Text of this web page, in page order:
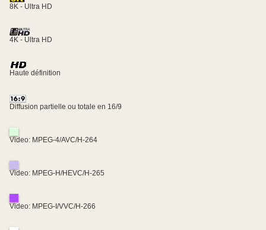
8K - Ultra HD
4K - Ultra HD
Haute définition
Diffusion partielle ou totale en 16/9
Video: MPEG-4/AVC/H-264
Video: MPEG-H/HEVC/H-265
Video: MPEG-I/VVC/H-266